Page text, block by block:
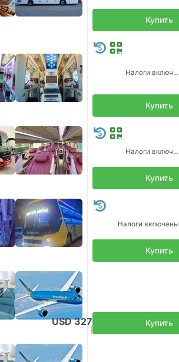
Купить
Налоги включены
Купить
Налоги включены
Купить
Налоги включены
Купить
USD 327
Налоги включены
Купить